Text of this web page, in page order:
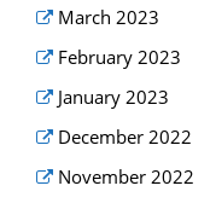
March 2023
February 2023
January 2023
December 2022
November 2022